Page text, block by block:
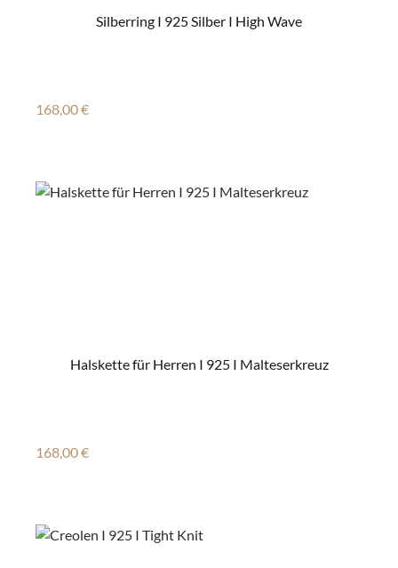
Silberring I 925 Silber I High Wave
Regulärer Preis:
168,00 €
Halskette für Herren I 925 I Malteserkreuz
Regulärer Preis:
168,00 €